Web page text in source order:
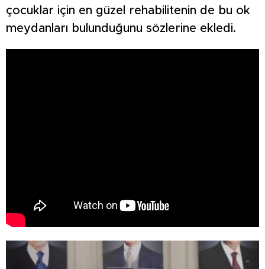
çocuklar için en güzel rehabilitenin de bu ok
meydanları bulunduğunu sözlerine ekledi.